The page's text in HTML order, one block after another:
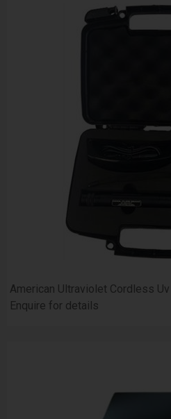
American Ultraviolet Cordless
Enquire for details